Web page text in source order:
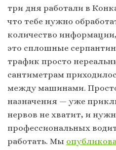
три дня работали в
что тебе нужно
количество
это сплошные
трафик просто
сантиметрам
между машинами.
назначения — уже
нервов не хватит, и
профессиональных
работать. Мы